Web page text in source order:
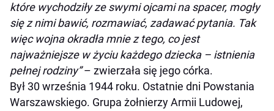
które wychodziły ze swymi ojcami na spacer, mogły
się z nimi bawić, rozmawiać, zadawać pytania. Tak
więc wojna okradła mnie z tego, co jest
najważniejsze w życiu każdego dziecka – istnienia
pełnej rodziny”– zwierzała się jego córka.
Był 30 września 1944 roku. Ostatnie dni Powstania
Warszawskiego. Grupa żołnierzy Armii Ludowej,